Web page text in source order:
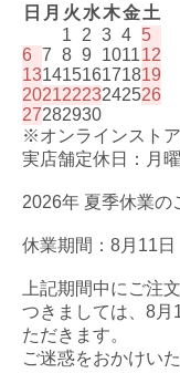
日 月 火 水木金土
1
2 3 4 5
6 7 8 9 101112
13141516171819
20212223242526
27282930
※オンラインスト
実店舗定休日：月
2026年 夏季休業の
休業期間：8月11日
上記期間中にご注
つきましては、8月
ただきます。
ご迷惑をおかけい